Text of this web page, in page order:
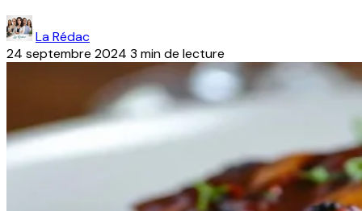
La Rédac
24 septembre 2024 3 min de lecture